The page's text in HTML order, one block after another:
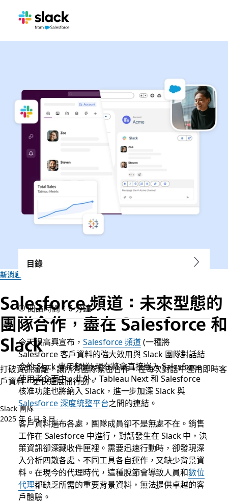
新消息
Salesforce 頻道：未來型態的
團隊合作，盡在 Salesforce 和
Slack
打破資訊藩籬，讓所有團隊緊密合作。在每次對話中運用即時客
戶資料，更快速展開行動。
Slack 團隊
2025 年 6 月 3 日
目錄
閱讀時間：6 分鐘
今天很高興宣布，Salesforce 頻道 (一種將
Salesforce 客戶資料的強大效用與 Slack 團隊對話結
合的 Slack 專用頻道) 現在將會直接嵌入 Salesforce
使用者介面中。此外，Tableau Next 和 Salesforce
核准功能也將納入 Slack，進一步加深 Slack 與
Salesforce 深度統整平台之間的連結。
客戶資料遍布各處，團隊成員卻不是無處不在。銷售
工作在 Salesforce 中進行，對話發生在 Slack 中，決
策資訊卻深藏收件匣裡。需要迅速行動時，卻發現深
入分析四散各處、不同工具各自運作，又缺少背景資
料。在現今的代理時代，這種脫節會導致人員和數位
代理都缺乏所需的重要背景資料，無法提供卓越的客
戶體驗。